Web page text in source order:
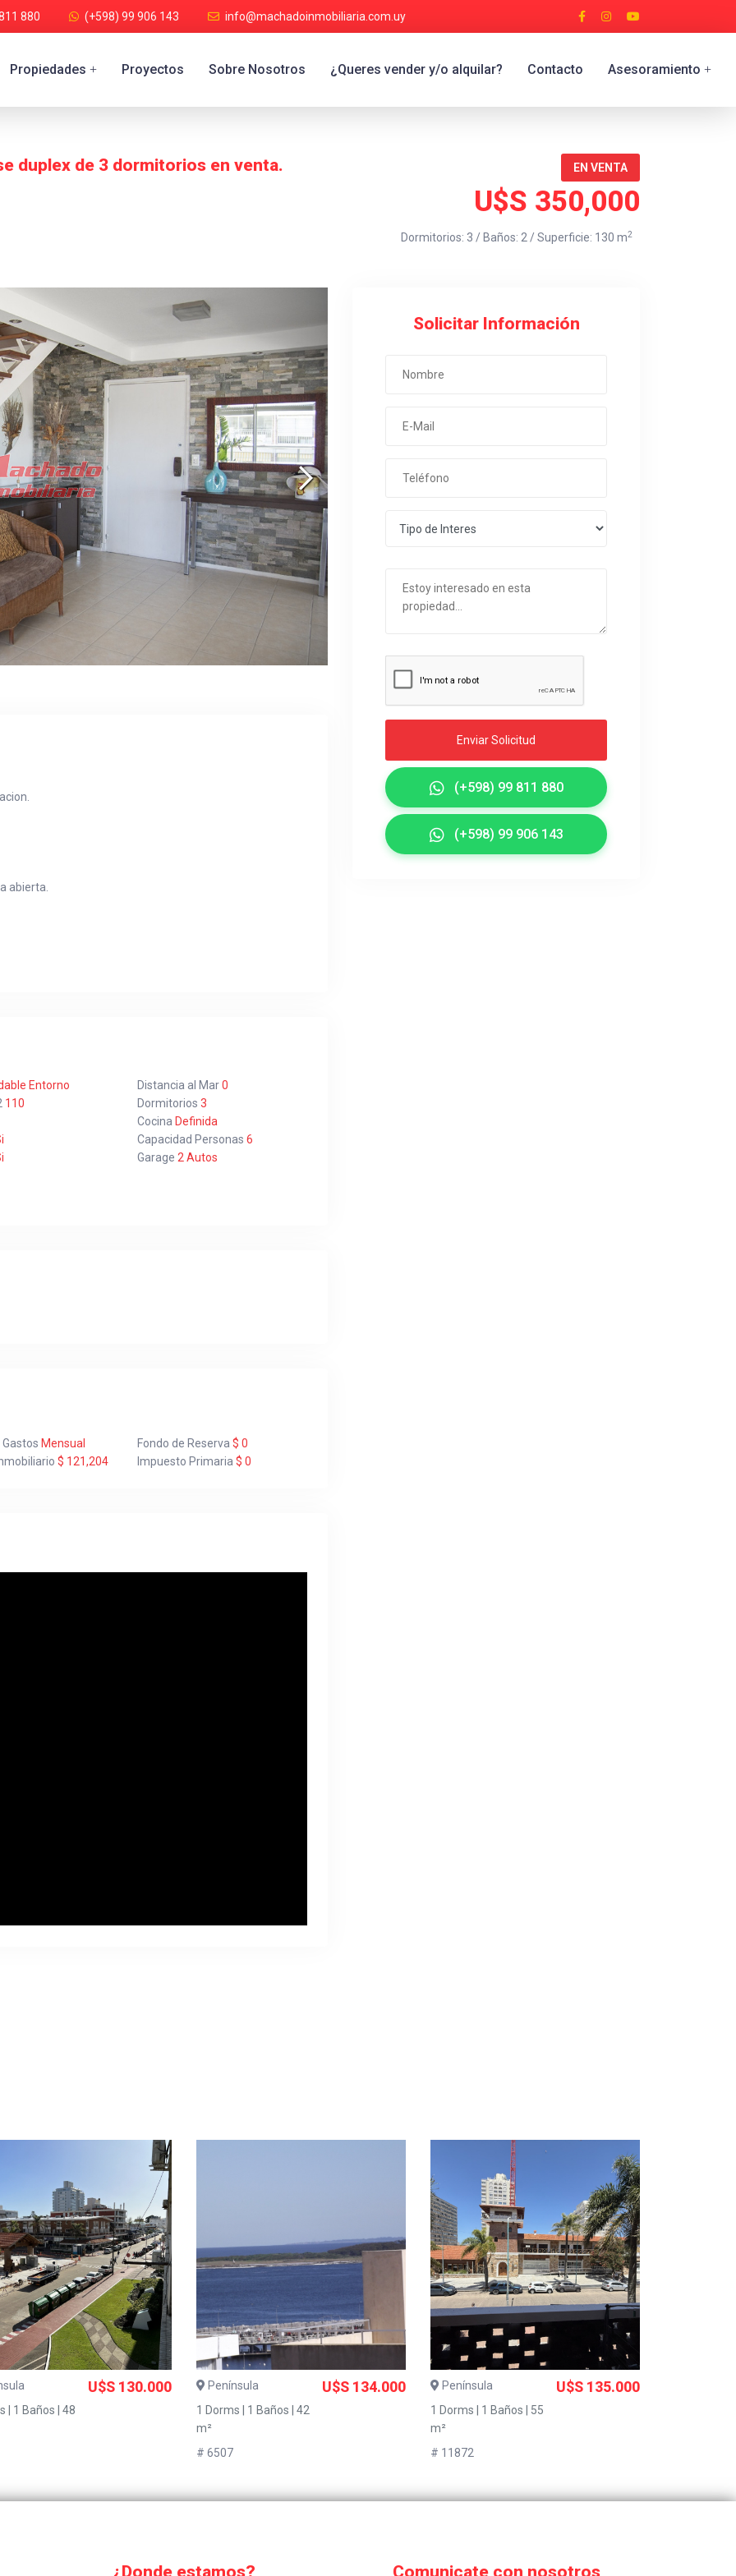
880 (+598) 99 906 143 info@machadoinmobiliaria.com.uy
Propiedades + Proyectos Sobre Nosotros ¿Queres vender y/o alquilar? Contacto Asesoramiento +
duplex de 3 dormitorios en venta.
EN VENTA
U$S 350,000
Dormitorios: 3 / Baños: 2 / Superficie: 130 m2
abierta.
Entorno Distancia al Mar0
110 Dormitorios 3
Cocina Definida
Capacidad Personas 6
Garage 2 Autos
Gastos Mensual Fondo de Reserva$ 0
$ 121,204 Impuesto Primaria$ 0
Solicitar Información
Enviar Solicitud
(+598) 99 811 880
(+598) 99 906 143
U$S 130.000
| 1 Baños | 48
Península U$S 134.000
1 Dorms | 1 Baños | 42
m²
# 6507
Península U$S 135.000
1 Dorms | 1 Baños | 55
m²
# 11872
¿Donde estamos? Comunicate con nosotros